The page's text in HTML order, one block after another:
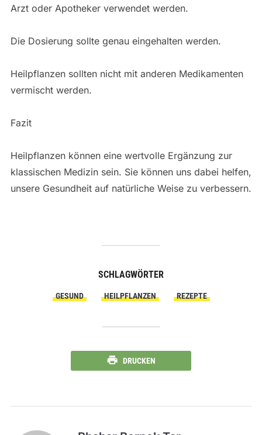
Arzt oder Apotheker verwendet werden.
Die Dosierung sollte genau eingehalten werden.
Heilpflanzen sollten nicht mit anderen Medikamenten
vermischt werden.
Fazit
Heilpflanzen können eine wertvolle Ergänzung zur
klassischen Medizin sein. Sie können uns dabei helfen,
unsere Gesundheit auf natürliche Weise zu verbessern.
SCHLAGWÖRTER
GESUND HEILPFLANZEN REZEPTE
DRUCKEN